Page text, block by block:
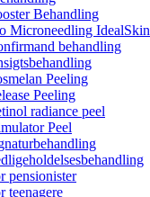
Behandling
Microneedling IdealSkin
behandling
Peeling
Peeling
radiance peel
Peel
pensionister
teenagere